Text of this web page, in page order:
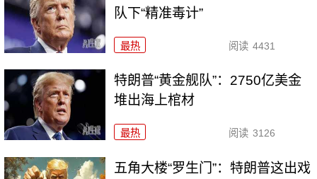
队下“精准毒计”
最热 阅读 4431
特朗普“黄金舰队”：2750亿美金
堆出海上棺材
最热 阅读 3126
五角大楼“罗生门”：特朗普这出戏